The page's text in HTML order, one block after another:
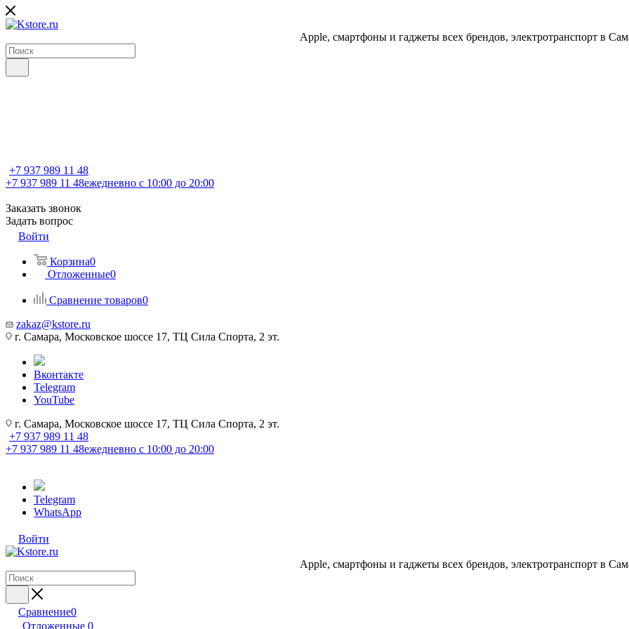
Apple, cмартфоны и гаджеты всех брендов, электротранспорт в
+7 937 989 11 48
+7 937 989 11 48ежедневно с 10:00 до 20:00
Заказать звонок
Задать вопрос
Войти
Корзина0
Отложенные0
Сравнение товаров0
zakaz@kstore.ru
г. Самара, Московское шоссе 17, ТЦ Сила Спорта, 2 эт.
Вконтакте
Telegram
YouTube
г. Самара, Московское шоссе 17, ТЦ Сила Спорта, 2 эт.
+7 937 989 11 48
+7 937 989 11 48ежедневно с 10:00 до 20:00
Telegram
WhatsApp
Войти
Apple, cмартфоны и гаджеты всех брендов, электротранспорт в
Сравнение0
Отложенные 0